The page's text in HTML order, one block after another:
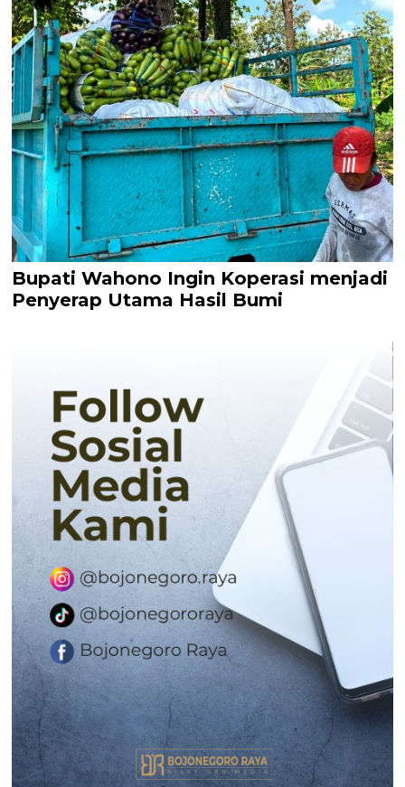
Bupati Wahono Ingin Koperasi menjadi
Penyerap Utama Hasil Bumi